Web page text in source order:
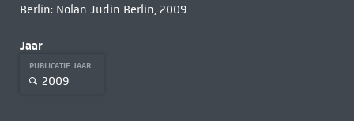
Berlin: Nolan Judin Berlin, 2009
Jaar
PUBLICATIE JAAR
2009